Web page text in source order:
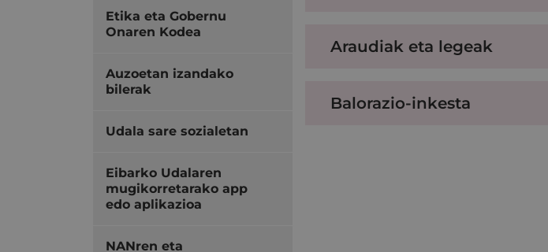
Araudiak eta legeak
Balorazio-inkesta
Etika eta Gobernu
Onaren Kodea
Auzoetan izandako
bilerak
Udala sare sozialetan
Eibarko Udalaren
mugikorretarako app
edo aplikazioa
NANren eta